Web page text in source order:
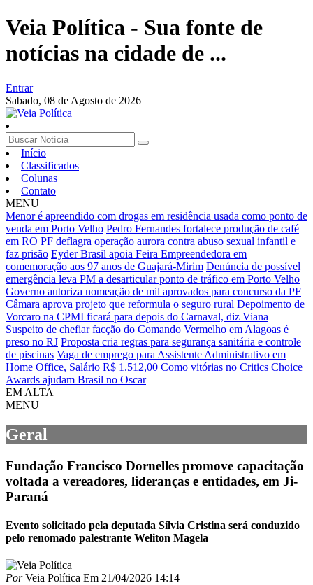
Veia Política - Sua fonte de
notícias na cidade de ...
Entrar
Sabado, 08 de Agosto de 2026
Início
Classificados
Colunas
Contato
MENU
Menor é apreendido com drogas em residência usada como ponto de
venda em Porto Velho Pedro Fernandes fortalece produção de café
em RO PF deflagra operação aurora contra abuso sexual infantil e
faz prisão Eyder Brasil apoia Feira Empreendedora em
comemoração aos 97 anos de Guajará-Mirim Denúncia de possível
emergência leva PM a desarticular ponto de tráfico em Porto Velho
Governo autoriza nomeação de mil aprovados para concurso da PF
Câmara aprova projeto que reformula o seguro rural Depoimento de
Vorcaro na CPMI ficará para depois do Carnaval, diz Viana
Suspeito de chefiar facção do Comando Vermelho em Alagoas é
preso no RJ Proposta cria regras para segurança sanitária e controle
de piscinas Vaga de emprego para Assistente Administrativo em
Home Office, Salário R$ 1.512,00 Como vitórias no Critics Choice
Awards ajudam Brasil no Oscar
EM ALTA
MENU
Geral
Fundação Francisco Dornelles promove capacitação
voltada a vereadores, lideranças e entidades, em Ji-
Paraná
Evento solicitado pela deputada Sílvia Cristina será conduzido
pelo renomado palestrante Weliton Magela
PorVeia Política Em 21/04/2026 14:14